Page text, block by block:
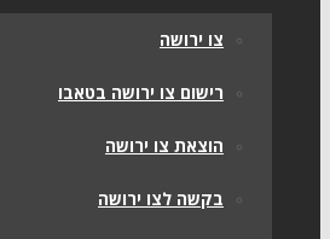
צו ירושה
רישום צו ירושה בטאבו
הוצאת צו ירושה
בקשה לצו ירושה